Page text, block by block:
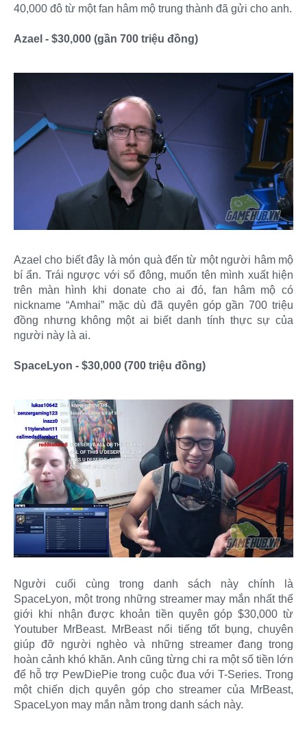
40,000 đô từ một fan hâm mộ trung thành đã gửi cho anh.
Azael - $30,000 (gần 700 triệu đồng)
Azael cho biết đây là món quà đến từ một người hâm mộ
bí ẩn. Trái ngược với số đông, muốn tên mình xuất hiện
trên màn hình khi donate cho ai đó, fan hâm mộ có
nickname “Amhai” mặc dù đã quyên góp gần 700 triệu
đồng nhưng không một ai biết danh tính thực sự của
người này là ai.
SpaceLyon - $30,000 (700 triệu đồng)
Người cuối cùng trong danh sách này chính là
SpaceLyon, một trong những streamer may mắn nhất thế
giới khi nhận được khoản tiền quyên góp $30,000 từ
Youtuber MrBeast. MrBeast nổi tiếng tốt bụng, chuyên
giúp đỡ người nghèo và những streamer đang trong
hoàn cảnh khó khăn. Anh cũng từng chi ra một số tiền lớn
để hỗ trợ PewDiePie trong cuộc đua với T-Series. Trong
một chiến dịch quyên góp cho streamer của MrBeast,
SpaceLyon may mắn nằm trong danh sách này.​